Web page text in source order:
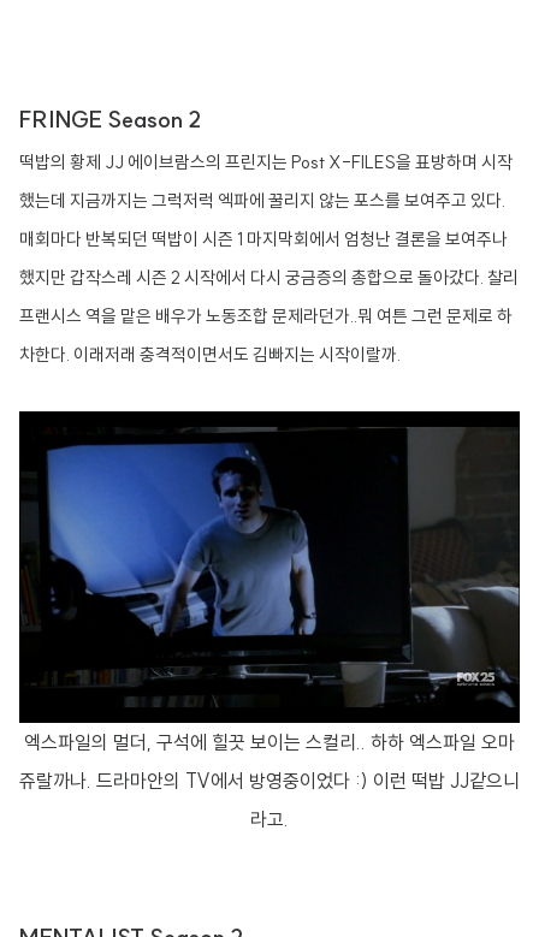
FRINGE Season 2
떡밥의 황제 JJ 에이브람스의 프린지는 Post X-FILES을 표방하며 시작
했는데 지금까지는 그럭저럭 엑파에 꿀리지 않는 포스를 보여주고 있다.
매회마다 반복되던 떡밥이 시즌 1 마지막회에서 엄청난 결론을 보여주나
했지만 갑작스레 시즌 2 시작에서 다시 궁금증의 총합으로 돌아갔다. 찰리
프랜시스 역을 맡은 배우가 노동조합 문제라던가..뭐 여튼 그런 문제로 하
차한다. 이래저래 충격적이면서도 김빠지는 시작이랄까.
엑스파일의 멀더, 구석에 힐끗 보이는 스컬리.. 하하 엑스파일 오마
쥬랄까나. 드라마안의 TV에서 방영중이었다 :) 이런 떡밥 JJ같으니
라고.